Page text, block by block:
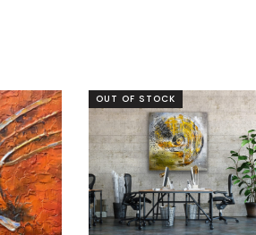
OUT OF STOCK